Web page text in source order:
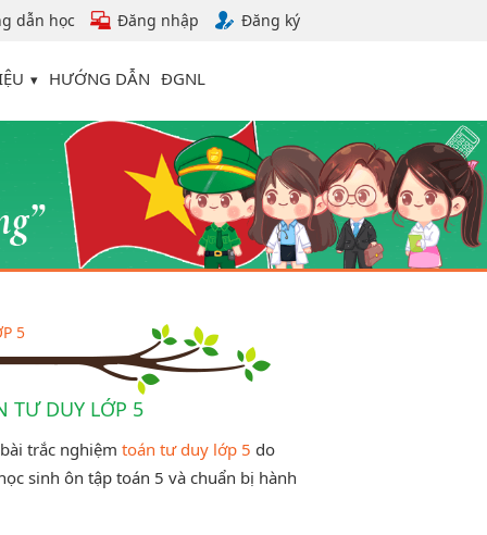
dẫn học Đăng nhập Đăng ký
HƯỚNG DẪN ĐGNL
5
TƯ DUY LỚP 5
trắc nghiệmtoán tư duy lớp 5 do
sinh ôn tập toán 5 và chuẩn bị hành